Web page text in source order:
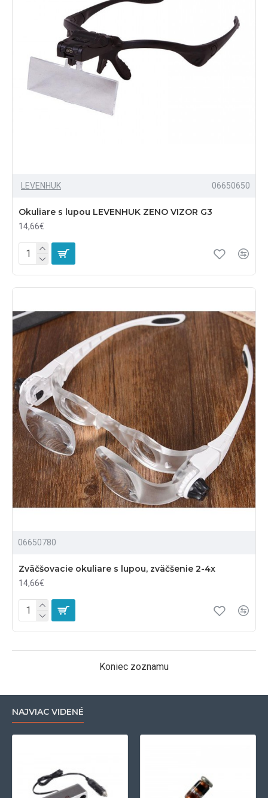
LEVENHUK 06650650
Okuliare s lupou LEVENHUK ZENO VIZOR G3
14,66€
06650780
Zväčšovacie okuliare s lupou, zväčšenie 2-4x
14,66€
Koniec zoznamu
NAJVIAC VIDENÉ